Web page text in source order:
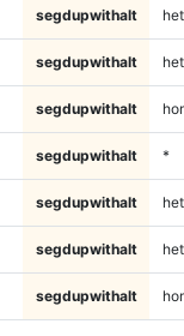
segdupwithalt het
segdupwithalt
segdupwithalt
segdupwithalt *
segdupwithalt het
segdupwithalt
segdupwithalt